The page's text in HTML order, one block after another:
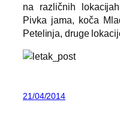
na različnih
Pivka jama, koča
Petelinja, druge
21/04/2014